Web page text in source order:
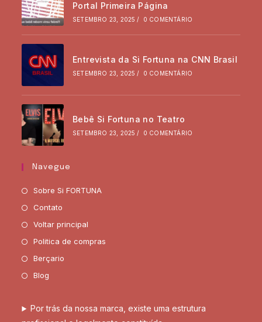
Portal Primeira Página
SETEMBRO 23, 2025 / 0 COMENTÁRIO
Entrevista da Si Fortuna na CNN Brasil
SETEMBRO 23, 2025 / 0 COMENTÁRIO
Bebê Si Fortuna no Teatro
SETEMBRO 23, 2025 / 0 COMENTÁRIO
Navegue
Sobre Si FORTUNA
Contato
Voltar principal
Politica de compras
Berçario
Blog
Por trás da nossa marca, existe uma estrutura